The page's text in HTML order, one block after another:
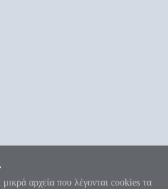
τον ιστότοπό μας 34 guests και
μικρά αρχεία που λέγονται cookies τα